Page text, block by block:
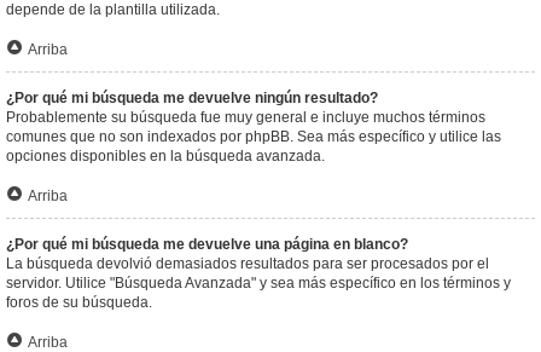
depende de la plantilla utilizada.
Arriba
¿Por qué mi búsqueda me devuelve ningún resultado?
Probablemente su búsqueda fue muy general e incluye muchos términos
comunes que no son indexados por phpBB. Sea más específico y utilice las
opciones disponibles en la búsqueda avanzada.
Arriba
¿Por qué mi búsqueda me devuelve una página en blanco?
La búsqueda devolvió demasiados resultados para ser procesados por el
servidor. Utilice "Búsqueda Avanzada" y sea más específico en los términos y
foros de su búsqueda.
Arriba